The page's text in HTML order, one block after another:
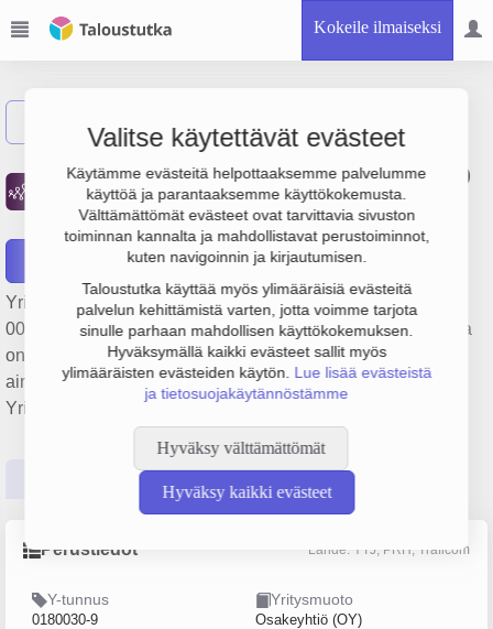
Kokeile ilmaiseksi
Valitse käytettävät evästeet
Käytämme evästeitä helpottaaksemme palvelumme
käyttöä ja parantaaksemme käyttökokemusta.
Välttämättömät evästeet ovat tarvittavia sivuston
toiminnan kannalta ja mahdollistavat perustoiminnot,
kuten navigoinnin ja kirjautumisen.
Taloustutka käyttää myös ylimääräisiä evästeitä
palvelun kehittämistä varten, jotta voimme tarjota
sinulle parhaan mahdollisen käyttökokemuksen.
Hyväksymällä kaikki evästeet sallit myös
ylimääräisten evästeiden käytön. Lue lisää evästeistä
ja tietosuojakäytännöstämme
Hyväksy välttämättömät
Hyväksy kaikki evästeet
Kronoby Vatten och Avlopp
Ab
Yrityksen Kronoby Vatten och Avlopp Ab liikevaihto on 787
000 €, tulos 14 000 € ja henkilöstömäärä 4. Sen päätoimiala
on Yleisten jakeluverkkojen rakentaminen nestemäisiä
aineita varten, perustamisvuosi 1978 ja sijainti Kruunupyy.
Yrityksen yhtiömuoto Osakeyhtiö (OY).
Päättäjätiedot
Perustiedot Lähde: YTJ, PRH, Traficom
Y-tunnus
0180030-9
Yritysmuoto
Osakeyhtiö (OY)